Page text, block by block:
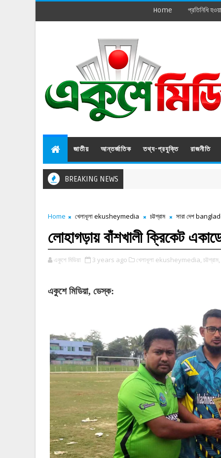
Home প্রতিনিধি
জাতীয় আন্তর্জাতিক তথ্য-প্রযুক্তি রাজনীতি
BREAKING NEWS
Home খেলাধূলা ekusheymedia চট্টগ্রাম সারা দেশ
লোহাগড়ায় বাঁশখালী ক্রিকেট
একুশে মিডিয়া 3 years ago খেলাধূলা ekusheymedia, চট্টগ্রাম,
একুশে মিডিয়া, ডেস্ক: